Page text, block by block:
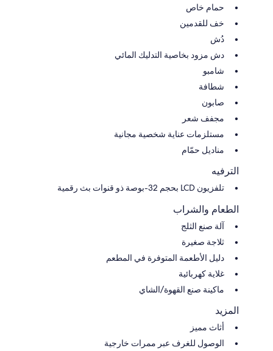
حمام خاص
خف للقدمين
دُش
دش مزود بخاصية التدليك المائي
شامبو
شطافة
صابون
مجفف شعر
مستلزمات عناية شخصية مجانية
مناديل حمّام
الترفيه
تلفزيون LCD بحجم 32-بوصة ذو قنوات بث رقمية
الطعام والشراب
آلة صنع الثلج
ثلاجة صغيرة
دليل الأطعمة المتوفرة في المطعم
غلاية كهربائية
ماكينة صنع القهوة/الشاي
المزيد
أثاث مميز
الوصول للغرف عبر ممرات خارجية